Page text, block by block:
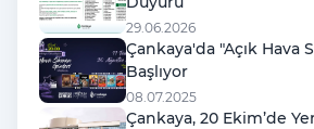
29.06.2026
Çankaya'da "Açık Hava
Başlıyor
08.07.2025
Çankaya, 20 Ekim’de